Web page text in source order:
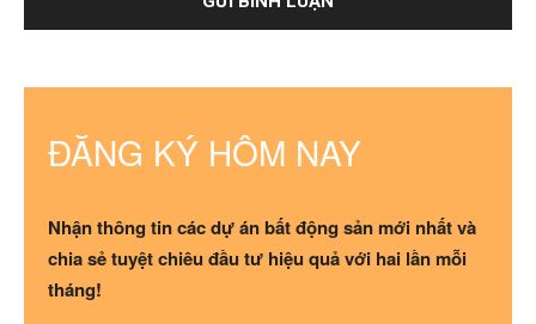
ĐĂNG KÝ HÔM NAY
Nhận thông tin các dự án bất động sản mới nhất và
chia sẻ tuyệt chiêu đầu tư hiệu quả với hai lần mỗi
tháng!